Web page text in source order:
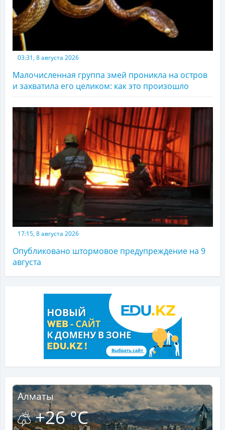
03:31, 8 августа 2026
Малочисленная группа змей проникла на остров
и захватила его целиком: как это произошло
17:15, 8 августа 2026
Опубликовано штормовое предупреждение на 9
августа
Алматы
+26 °C